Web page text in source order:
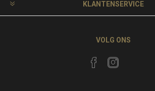
KLANTENSERVICE
VOLG ONS